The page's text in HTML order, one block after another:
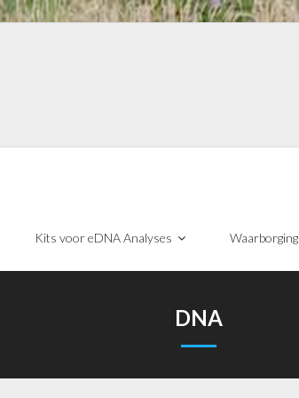
Kits voor eDNA Analyses Waarborging
DNA